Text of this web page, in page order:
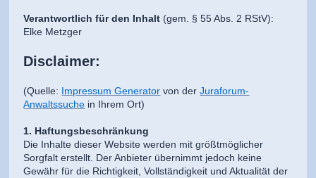
Verantwortlich für den Inhalt (gem. § 55 Abs. 2 RStV):
Elke Metzger
Disclaimer:
(Quelle: Impressum Generator von derJuraforum-
Anwaltssuche in Ihrem Ort)
1. Haftungsbeschränkung
Die Inhalte dieser Website werden mit größtmöglicher
Sorgfalt erstellt. Der Anbieter übernimmt jedoch keine
Gewähr für die Richtigkeit, Vollständigkeit und Aktualität der